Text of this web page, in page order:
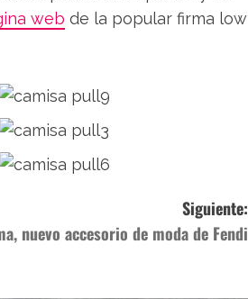
web de la popular firma low
Siguiente:
nuevo accesorio de moda de Fendi